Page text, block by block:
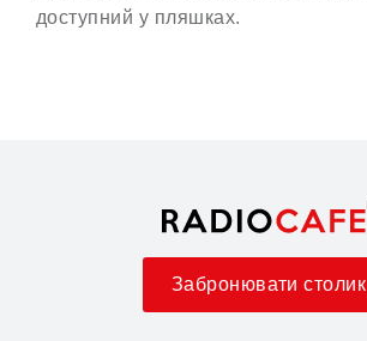
доступний у пляшках.
Забронювати столик